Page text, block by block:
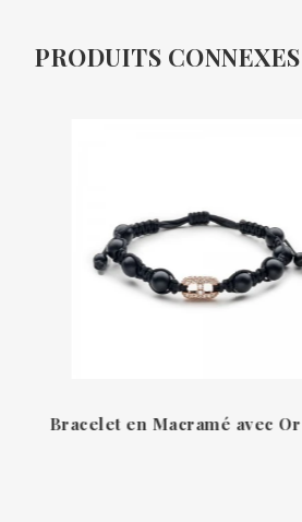
PRODUITS CONNEXES